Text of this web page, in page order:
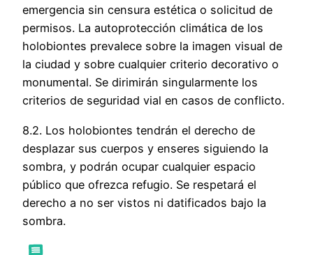
emergencia sin censura estética o solicitud de
permisos. La autoprotección climática de los
holobiontes prevalece sobre la imagen visual de
la ciudad y sobre cualquier criterio decorativo o
monumental. Se dirimirán singularmente los
criterios de seguridad vial en casos de conflicto.
8.2. Los holobiontes tendrán el derecho de
desplazar sus cuerpos y enseres siguiendo la
sombra, y podrán ocupar cualquier espacio
público que ofrezca refugio. Se respetará el
derecho a no ser vistos ni datificados bajo la
sombra.